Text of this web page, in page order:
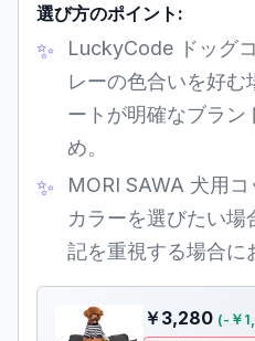
選び方のポイント:
LuckyCode ドッグ
レーの色合いを好む
ートが明確なブラン
め。
MORI SAWA 犬用
カラーを選びたい
記を重視する場合に
￥3,280 (-￥